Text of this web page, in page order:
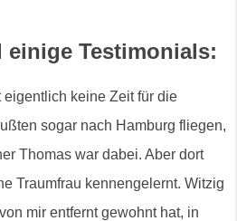
einige Testimonials:
keine Zeit für die
sogar nach Hamburg fliegen,
Thomas war dabei. Aber dort
Traumfrau kennengelernt. Witzig
mir entfernt gewohnt hat, in